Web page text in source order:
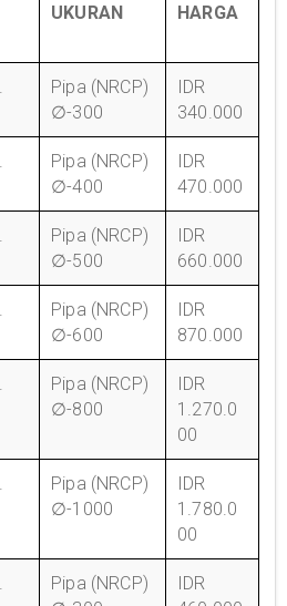
UKURAN HARGA
Pipa (NRCP)
∅-300
IDR
340.000
Pipa (NRCP)
∅-400
IDR
470.000
Pipa (NRCP)
∅-500
IDR
660.000
Pipa (NRCP)
∅-600
IDR
870.000
Pipa (NRCP)
∅-800
IDR
1.270.0
00
Pipa (NRCP)
∅-1000
IDR
1.780.0
00
Pipa (NRCP)
IDR